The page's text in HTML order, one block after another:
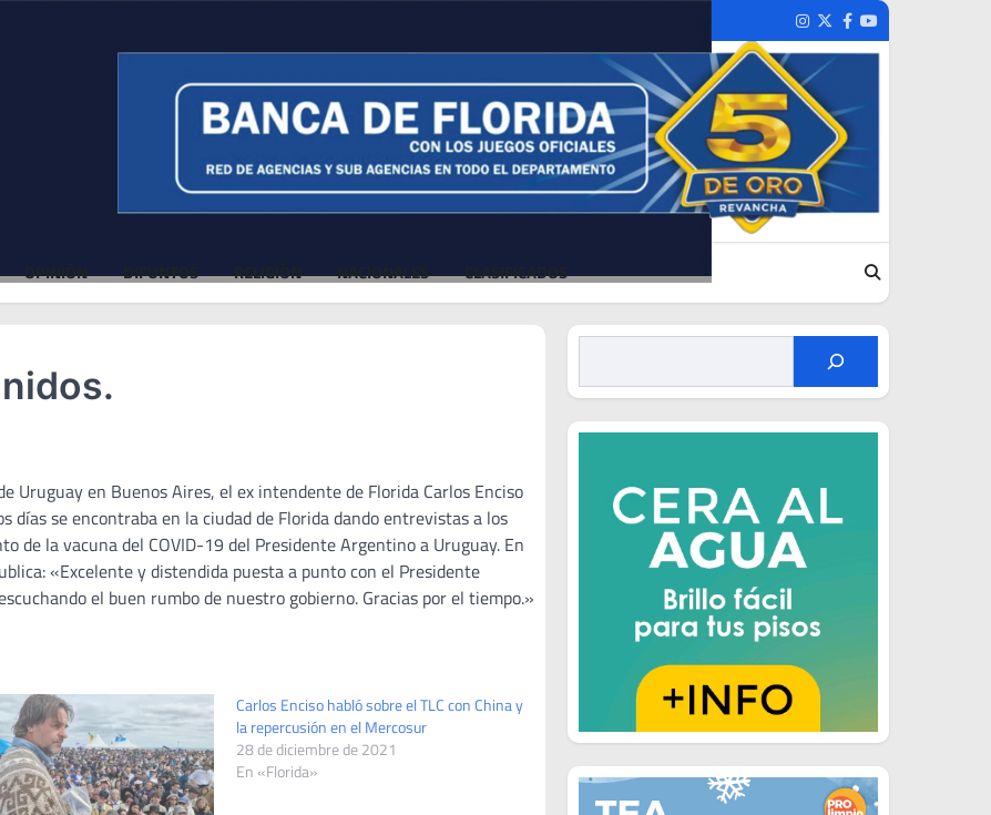
Instagram
TwitterFacebook
Youtube
OPINIÓN DIFUNTOS RELIGIÓN NACIONALES CLASIFICADOS
Uruguay en Buenos Aires, el ex intendente de Florida Carlos Enciso
días se encontraba en la ciudad de Florida dando entrevistas a los
de la vacuna del COVID-19 del Presidente Argentino a Uruguay. En
«Excelente y distendida puesta a punto con el Presidente
el buen rumbo de nuestro gobierno. Gracias por el tiempo.»
Carlos Enciso habló sobre el TLC con China y
la repercusión en el Mercosur
28 de diciembre de 2021
En «Florida»